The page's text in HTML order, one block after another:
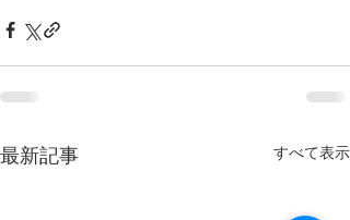
最新記事 すべて表示